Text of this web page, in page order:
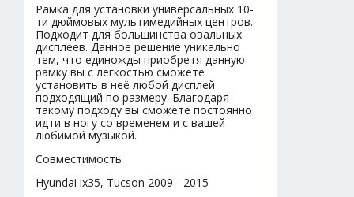
Рамка для установки универсальных 10-
ти дюймовых мультимедийных центров.
Подходит для большинства овальных
дисплеев. Данное решение уникально
тем, что единожды приобретя данную
рамку вы с лёгкостью сможете
установить в неё любой дисплей
подходящий по размеру. Благодаря
такому подходу вы сможете постоянно
идти в ногу со временем и с вашей
любимой музыкой.
Совместимость
Hyundai ix35, Tucson 2009 - 2015